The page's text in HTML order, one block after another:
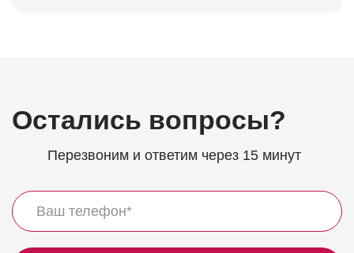
Остались вопросы?
Перезвоним и ответим через 15 минут